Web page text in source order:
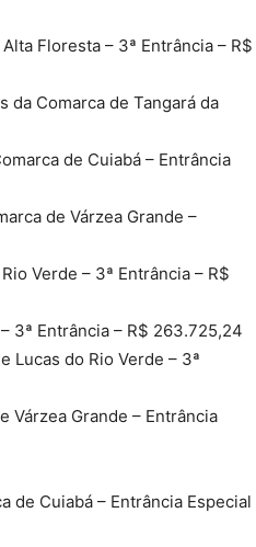
Floresta – 3ª Entrância – R$
da Comarca de Tangará da
de Cuiabá – Entrância
de Várzea Grande –
Verde – 3ª Entrância – R$
3ª Entrância – R$ 263.725,24
Lucas do Rio Verde – 3ª
Várzea Grande – Entrância
de Cuiabá – Entrância Especial